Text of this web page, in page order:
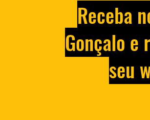
Receba
Gonçalo e
seu